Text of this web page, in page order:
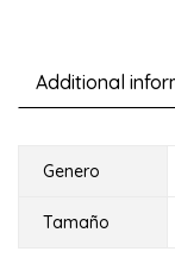
Additional
Genero
Tamaño